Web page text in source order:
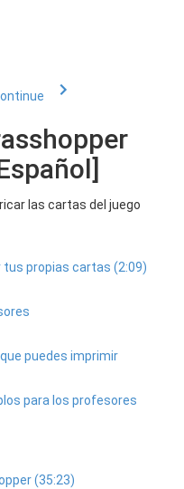
las cartas del juego
tus propias cartas (2:09)
puedes imprimir
para los profesores
(35:23)